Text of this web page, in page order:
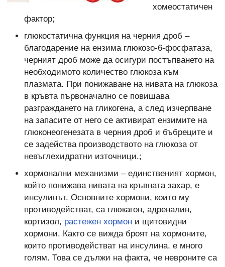
хомеостатичен
фактор;
глюкостатична функция на черния дроб –
благодарение на ензима глюкозо-6-фосфатаза,
черният дроб може да осигури постъпването на
необходимото количество глюкоза към
плазмата. При понижаване на нивата на глюкоза
в кръвта първоначално се повишава
разграждането на гликогена, а след изчерпване
на запасите от него се активират ензимите на
глюконеогенезата в черния дроб и бъбреците и
се задейства производството на глюкоза от
невъглехидратни източници.;
хормонални механизми – единственият хормон,
който понижава нивата на кръвната захар, е
инсулинът. Основните хормони, които му
противодействат, са глюкагон, адреналин,
кортизол, растежен хормони щитовидни
хормони. Както се вижда броят на хормоните,
които противодействат на инсулина, е много
голям. Това се дължи на факта, че невроните са